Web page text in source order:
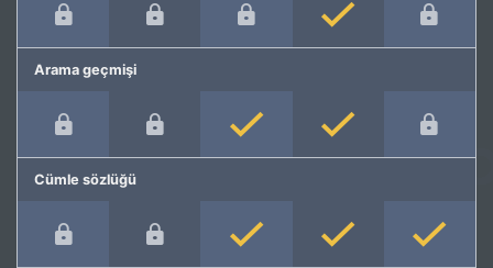
Arama geçmişi
Cümle sözlüğü